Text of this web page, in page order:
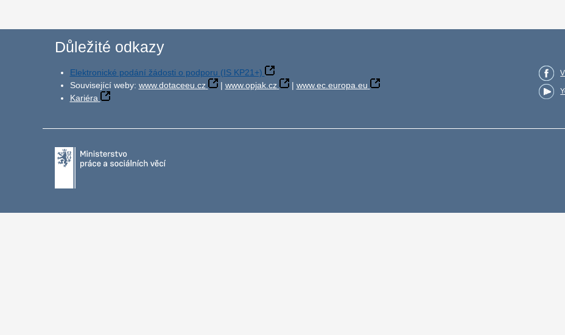
Důležité odkazy
Elektronické podání žádosti o podporu (IS KP21+)
Související weby: www.dotaceeu.cz | www.opjak.cz | www.ec.europa.eu
Kariéra